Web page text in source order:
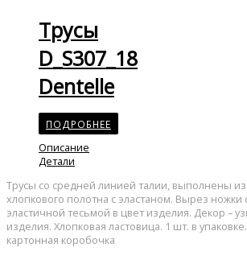
Трусы
D_S307_18
Dentelle
ПОДРОБНЕЕ
Описание
Детали
Трусы со средней линией талии, выполнены
хлопкового полотна с эластаном. Вырез ножки
эластичной тесьмой в цвет изделия. Декор –
изделия. Хлопковая ластовица. 1 шт. в
картонная коробочка